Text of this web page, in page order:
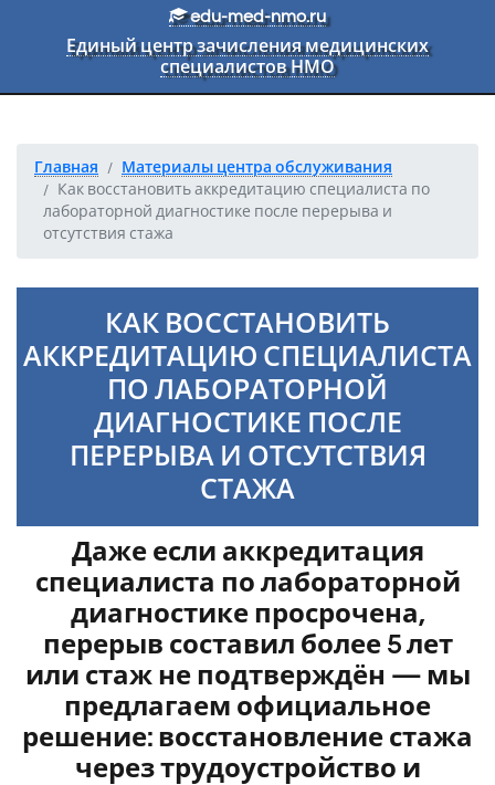
Перейти к основному текстуedu-med-nmo.ru
Единый центр зачисления медицинских
специалистов НМО
Главная
Материалы центра обслуживания
Как восстановить аккредитацию специалиста по
лабораторной диагностике после перерыва и
отсутствия стажа
КАК ВОССТАНОВИТЬ
АККРЕДИТАЦИЮ СПЕЦИАЛИСТА
ПО ЛАБОРАТОРНОЙ
ДИАГНОСТИКЕ ПОСЛЕ
ПЕРЕРЫВА И ОТСУТСТВИЯ
СТАЖА
Даже если аккредитация
специалиста по лабораторной
диагностике просрочена,
перерыв составил более 5 лет
или стаж не подтверждён — мы
предлагаем официальное
решение: восстановление стажа
через трудоустройство и